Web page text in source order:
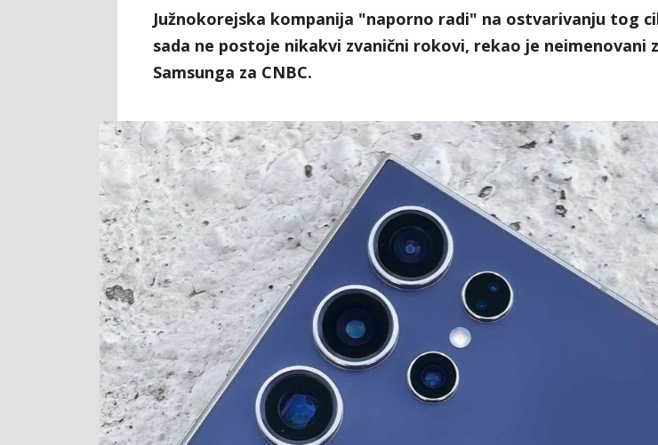
Južnokorejska kompanija "naporno radi" na ostvarivanju tog
sada ne postoje nikakvi zvanični rokovi, rekao je neimenovani
Samsunga za CNBC.